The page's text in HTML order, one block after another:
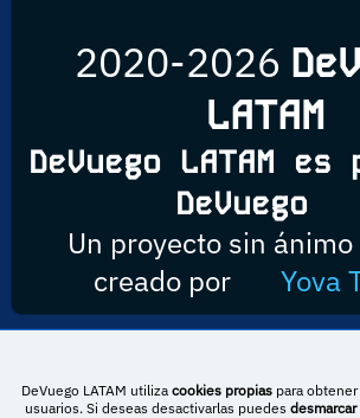
2020-2026
LATAM
DeVuego LATAM
DeVuego
Un proyecto sin
creado por
Yova
Esta obra está bajo una licencia de Creative
NoComercial-CompartirIgual 4.0
DeVuego LATAM utiliza cookies propiaspara obtener
usuarios. Si deseas desactivarlas puedes